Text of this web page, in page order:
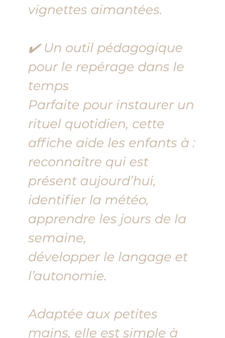
vignettes aimantées.
✔️ Un outil pédagogique
pour le repérage dans le
temps
Parfaite pour instaurer un
rituel quotidien, cette
affiche aide les enfants à :
reconnaître qui est
présent aujourd’hui,
identifier la météo,
apprendre les jours de la
semaine,
développer le langage et
l’autonomie.
Adaptée aux petites
mains, elle est simple à